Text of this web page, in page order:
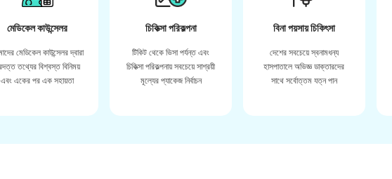
মেডিকেল কাউন্সেলর
মেডিকেল কাউন্সেলর দ্বারা
তথ্যের বিশ্বস্ত বিনিময়
এবং একের পর এক সহায়তা
চিকিত্সা পরিকল্পনা
টিকিট থেকে ভিসা পর্যন্ত এবং
চিকিত্সা পরিকল্পনায় সবচেয়ে সাশ্রয়ী
মূল্যের প্যাকেজ নির্বাচন
বিনা পয়সায় চিকিৎসা
দেশের সবচেয়ে স্বনামধন্য
হাসপাতালে অভিজ্ঞ ডাক্তারদের
সাথে সর্বোত্তম যত্ন পান